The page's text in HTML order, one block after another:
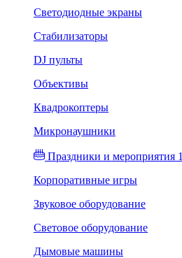
Светодиодные экраны
Стабилизаторы
DJ пульты
Объективы
Квадрокоптеры
Микронаушники
Праздники и мероприятия 1
Корпоративные игры
Звуковое оборудование
Световое оборудование
Дымовые машины